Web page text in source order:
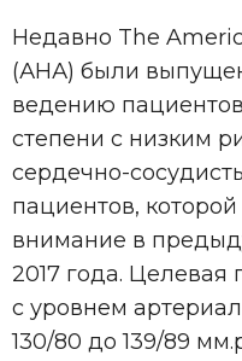
Недавно The
(АНА) были
ведению пациентов
степени с низким
сердечно-
пациентов,
внимание в
2017 года. Целевая
с уровнем
130/80 до 139/89